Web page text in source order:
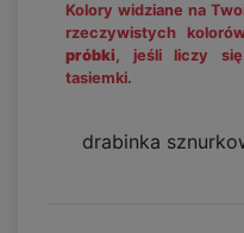
Kolory widziane na
rzeczywistych
próbki, jeśli liczy się
tasiemki.
drabinka